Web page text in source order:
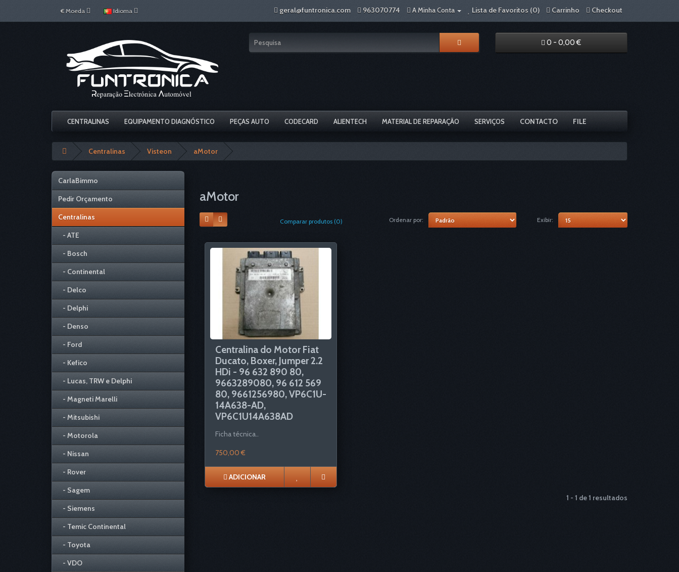
€ Moeda Idioma geral@funtronica.com 963070774 A Minha Conta Lista de Favoritos (0) Carrinho Checkout
0 - 0,00 €
CENTRALINAS EQUIPAMENTO DIAGNÓSTICO PEÇAS AUTO CODECARD ALIENTECH MATERIAL DE REPARAÇÃO SERVIÇOS CONTACTO FILE
Centralinas Visteon aMotor
CarlaBimmo
Pedir Orçamento
Centralinas
- ATE
- Bosch
- Continental
- Delco
- Delphi
- Denso
- Ford
- Kefico
- Lucas, TRW e Delphi
- Magneti Marelli
- Mitsubishi
- Motorola
- Nissan
- Rover
- Sagem
- Siemens
- Temic Continental
- Toyota
- VDO
aMotor
Comparar produtos (0) Ordenar por: Exibir:
Centralina do Motor Fiat
Ducato, Boxer, Jumper 2.2
HDi - 96 632 890 80,
9663289080, 96 612 569
80, 9661256980, VP6C1U-
14A638-AD,
VP6C1U14A638AD
Ficha técnica..
750,00 €
ADICIONAR
1 - 1 de 1 resultados